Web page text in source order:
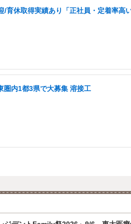
/育休取得実績あり「正社員・定着率高
圏内1都3県で大募集 溶接工